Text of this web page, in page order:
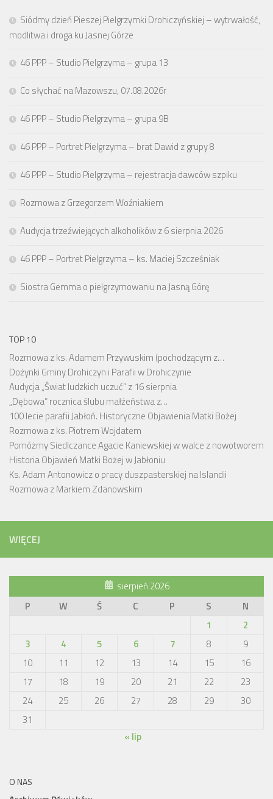
Siódmy dzień Pieszej Pielgrzymki Drohiczyńskiej – wytrwałość,
modlitwa i droga ku Jasnej Górze
46 PPP – Studio Pielgrzyma – grupa 13
Co słychać na Mazowszu, 07.08.2026r
46 PPP – Studio Pielgrzyma – grupa 9B
46 PPP – Portret Pielgrzyma – brat Dawid z grupy 8
46 PPP – Studio Pielgrzyma – rejestracja dawców szpiku
Rozmowa z Grzegorzem Woźniakiem
Audycja trzeźwiejących alkoholików z 6 sierpnia 2026
46 PPP – Portret Pielgrzyma – ks. Maciej Szcześniak
Siostra Gemma o pielgrzymowaniu na Jasną Górę
TOP 10
Rozmowa z ks. Adamem Przywuskim (pochodzącym z…
Dożynki Gminy Drohiczyn i Parafii w Drohiczynie
Audycja „Świat ludzkich uczuć” z 16 sierpnia
„Dębowa” rocznica ślubu małżeństwa z…
100 lecie parafii Jabłoń. Historyczne Objawienia Matki Bożej
Rozmowa z ks. Piotrem Wojdatem
Pomóżmy Siedlczance Agacie Kaniewskiej w walce z nowotworem
Historia Objawień Matki Bożej w Jabłoniu
Ks. Adam Antonowicz o pracy duszpasterskiej na Islandii
Rozmowa z Markiem Zdanowskim
WIĘCEJ
sierpień 2026
P
W Ś C P S
N
1
2
3
4 5 6 7 8
9
10
11 12 13 14 15
16
17
18 19 20 21 22
23
24
25 26 27 28 29
30
31
« lip
O NAS